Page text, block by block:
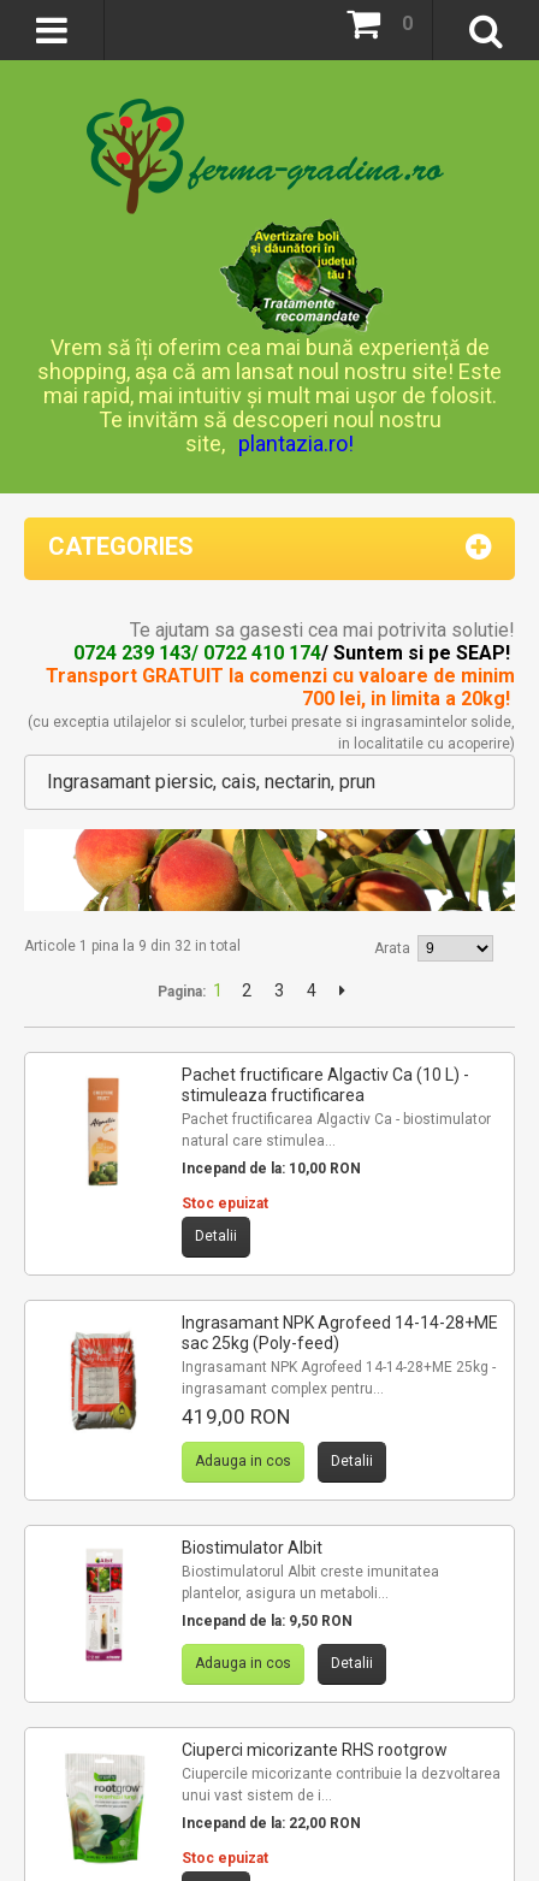
0
Vrem să îți oferim cea mai bună experiență de
shopping, așa că am lansat noul nostru site! Este
mai rapid, mai intuitiv și mult mai ușor de folosit.
Te invităm să descoperi noul nostru
site, plantazia.ro!
CATEGORIES
Te ajutam sa gasesti cea mai potrivita solutie!
0724 239 143/ 0722 410 174/ Suntem si pe SEAP!
Transport GRATUIT la comenzi cu valoare de minim
700 lei, in limita a 20kg!
(cu exceptia utilajelor si sculelor, turbei presate si ingrasamintelor solide,
in localitatile cu acoperire)
Ingrasamant piersic, cais, nectarin, prun
Articole 1 pina la 9 din 32 in total Arata
Pagina: 1 2 3 4
Pachet fructificare Algactiv Ca (10 L) -
stimuleaza fructificarea
Pachet fructificarea Algactiv Ca - biostimulator
natural care stimulea...
Incepand de la: 10,00 RON
Stoc epuizat
Detalii
Ingrasamant NPK Agrofeed 14-14-28+ME
sac 25kg (Poly-feed)
Ingrasamant NPK Agrofeed 14-14-28+ME 25kg -
ingrasamant complex pentru...
419,00 RON
Adauga in cos Detalii
Biostimulator Albit
Biostimulatorul Albit creste imunitatea
plantelor, asigura un metaboli...
Incepand de la: 9,50 RON
Adauga in cos Detalii
Ciuperci micorizante RHS rootgrow
Ciupercile micorizante contribuie la dezvoltarea
unui vast sistem de i...
Incepand de la: 22,00 RON
Stoc epuizat